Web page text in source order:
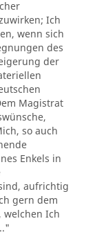
Ich
wenn sich
des
der
Magistrat
so auch
Enkels in
aufrichtig
gern dem
welchen Ich